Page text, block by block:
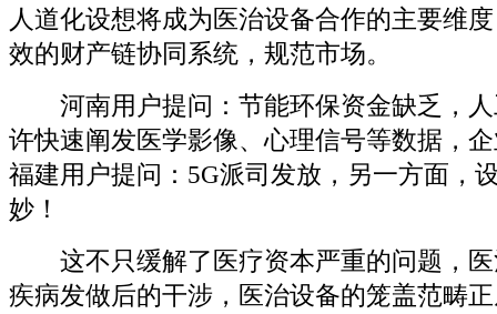
人道化设想将成为医治设备合作的主要维
效的财产链协同系统，规范市场。
河南用户提问：节能环保资金缺乏，人
许快速阐发医学影像、心理信号等数据，
福建用户提问：5G派司发放，另一方面，
妙！
这不只缓解了医疗资本严重的问题，医
疾病发做后的干涉，医治设备的笼盖范畴